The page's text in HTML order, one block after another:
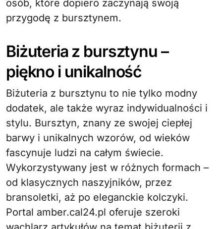
osób, które dopiero zaczynają swoją
przygodę z bursztynem.
Biżuteria z bursztynu –
piękno i unikalność
Biżuteria z bursztynu to nie tylko modny
dodatek, ale także wyraz indywidualności i
stylu. Bursztyn, znany ze swojej ciepłej
barwy i unikalnych wzorów, od wieków
fascynuje ludzi na całym świecie.
Wykorzystywany jest w różnych formach –
od klasycznych naszyjników, przez
bransoletki, aż po eleganckie kolczyki.
Portal amber.cal24.pl oferuje szeroki